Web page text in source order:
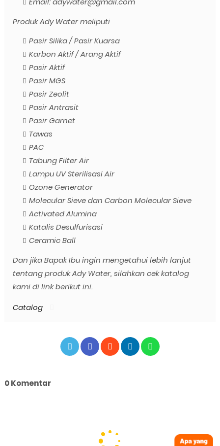
Produk Ady Water meliputi
Pasir Silika / Pasir Kuarsa
Karbon Aktif / Arang Aktif
Pasir Aktif
Pasir MGS
Pasir Zeolit
Pasir Antrasit
Pasir Garnet
Tawas
PAC
Tabung Filter Air
Lampu UV Sterilisasi Air
Ozone Generator
Molecular Sieve dan Carbon Molecular Sieve
Activated Alumina
Katalis Desulfurisasi
Ceramic Ball
Dan jika Bapak Ibu ingin mengetahui lebih lanjut
tentang produk Ady Water, silahkan cek katalog
kami di link berikut ini.
Catalog
0 Komentar